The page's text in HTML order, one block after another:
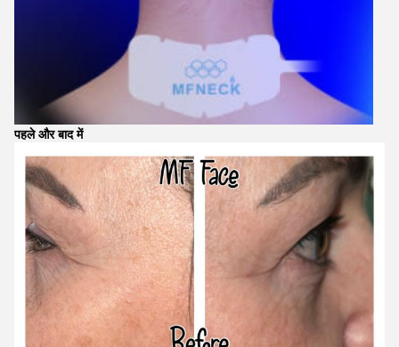
पहले और बाद में